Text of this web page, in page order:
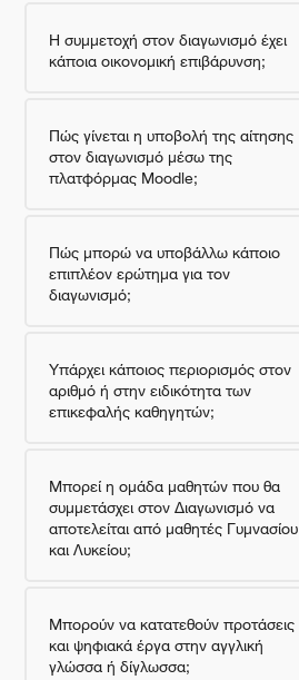
Η συμμετοχή στον διαγωνισμό έχει
κάποια οικονομική επιβάρυνση;
Πώς γίνεται η υποβολή της αίτησης
στον διαγωνισμό μέσω της
πλατφόρμας Moodle;
Πώς μπορώ να υποβάλλω κάποιο
επιπλέον ερώτημα για τον
διαγωνισμό;
Υπάρχει κάποιος περιορισμός στον
αριθμό ή στην ειδικότητα των
επικεφαλής καθηγητών;
Μπορεί η ομάδα μαθητών που θα
συμμετάσχει στον Διαγωνισμό να
αποτελείται από μαθητές Γυμνασίου
και Λυκείου;
Μπορούν να κατατεθούν προτάσεις
και ψηφιακά έργα στην αγγλική
γλώσσα ή δίγλωσσα;